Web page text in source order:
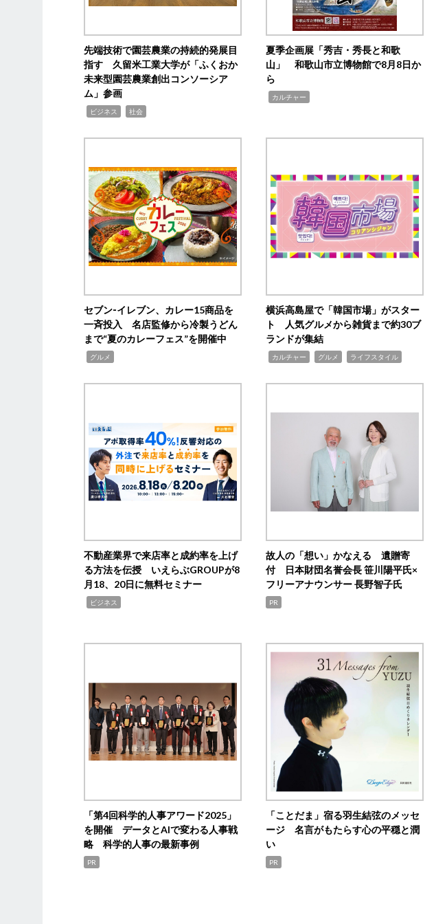
先端技術で園芸農業の持続的発展目
指す 久留米工業大学が「ふくおか
未来型園芸農業創出コンソーシア
ム」参画
ビジネス 社会
夏季企画展「秀吉・秀長と和歌
山」 和歌山市立博物館で8月8日か
ら
カルチャー
セブン‐イレブン、カレー15商品を
一斉投入 名店監修から冷製うどん
まで“夏のカレーフェス”を開催中
グルメ
横浜高島屋で「韓国市場」がスター
ト 人気グルメから雑貨まで約30ブ
ランドが集結
カルチャー グルメ ライフスタイル
不動産業界で来店率と成約率を上げ
る方法を伝授 いえらぶGROUPが8
月18、20日に無料セミナー
ビジネス
故人の「想い」かなえる 遺贈寄
付 日本財団名誉会長 笹川陽平氏×
フリーアナウンサー 長野智子氏
PR
「第4回科学的人事アワード2025」
を開催 データとAIで変わる人事戦
略 科学的人事の最新事例
PR
「ことだま」宿る羽生結弦のメッセ
ージ 名言がもたらす心の平穏と潤
い
PR